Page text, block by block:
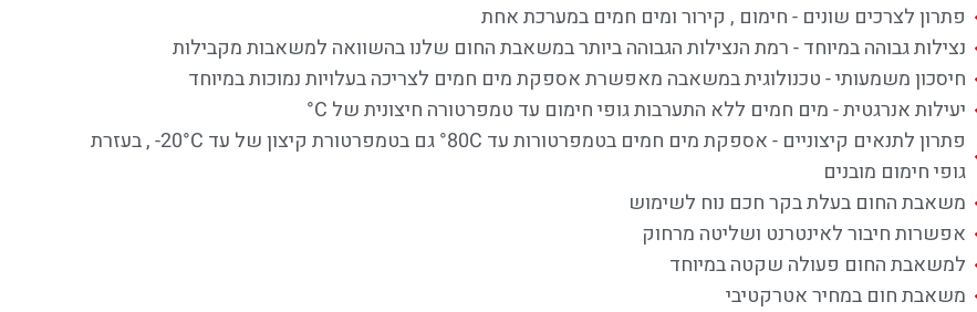
פתרון לצרכים שונים - חימום , קירור ומים חמים במערכת אחת
נצילות גבוהה במיוחד - רמת הנצילות הגבוהה ביותר במשאבת החום שלנו בהשוואה למשאבות מקבילות
חיסכון משמעותי - טכנולוגית במשאבה מאפשרת אספקת מים חמים לצריכה בעלויות נמוכות במיוחד
יעילות אנרגטית - מים חמים ללא התערבות גופי חימום עד טמפרטורה חיצונית של C°
פתרון לתנאים קיצוניים - אספקת מים חמים בטמפרטורות עד °80C גם בטמפרטורת קיצון של עד 20°C- , בעזרת
גופי חימום מובנים
משאבת החום בעלת בקר חכם נוח לשימוש
אפשרות חיבור לאינטרנט ושליטה מרחוק
למשאבת החום פעולה שקטה במיוחד
משאבת חום במחיר אטרקטיבי